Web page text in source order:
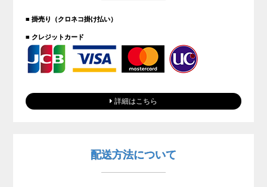
■ 掛売り（クロネコ掛け払い）
■ クレジットカード
詳細はこちら
配送方法について